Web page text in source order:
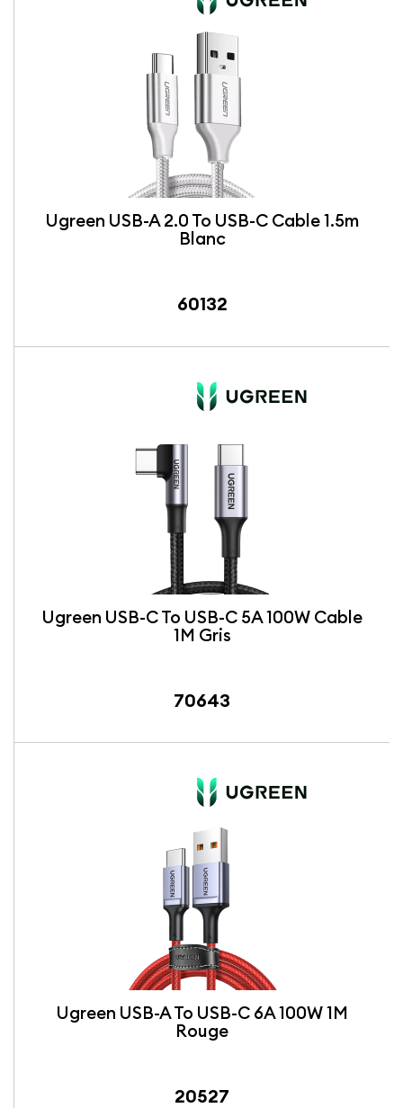
Ugreen USB-A 2.0 To USB-C Cable 1.5m
Blanc
60132
Ugreen USB-C To USB-C 5A 100W Cable
1M Gris
70643
Ugreen USB-A To USB-C 6A 100W 1M
Rouge
20527